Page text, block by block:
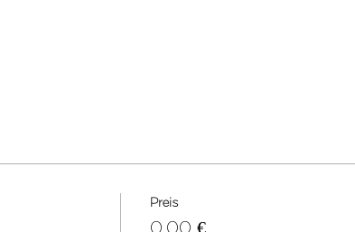
Preis
0,00 €